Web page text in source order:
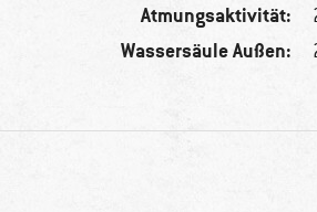
Atmungsaktivität:
Wassersäule Außen: